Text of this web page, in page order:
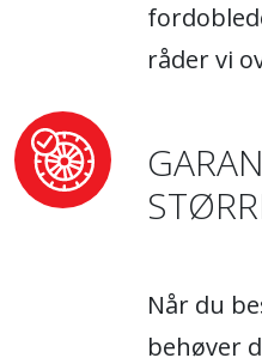
råder vi
Når du
behøver